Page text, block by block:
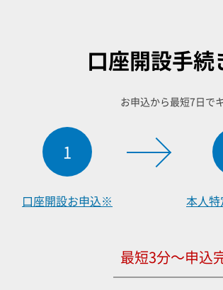
口座開設手続
お申込から最短7日で
1
口座開設お申込※ 本人
最短3分～申込